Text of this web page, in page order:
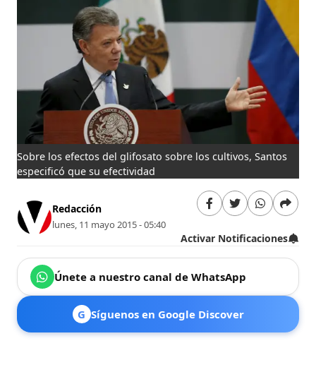
Sobre los efectos del glifosato sobre los cultivos, Santos
especificó que su efectividad
Redacción
lunes, 11 mayo 2015 - 05:40
Activar Notificaciones
Únete a nuestro canal de WhatsApp
G Síguenos en Google Discover